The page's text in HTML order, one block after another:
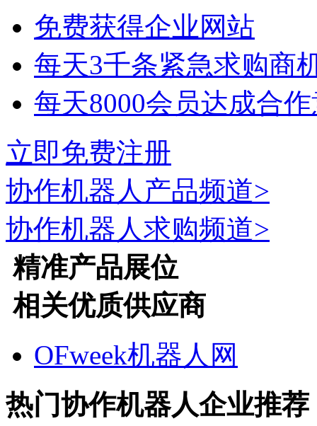
免费获得企业网站
每天3千条紧急求购商
每天8000会员达成合
立即免费注册
协作机器人 产品频道>
协作机器人求购频道>
精准产品展位
相关优质供应商
OFweek机器人网
热门协作机器人企业推荐